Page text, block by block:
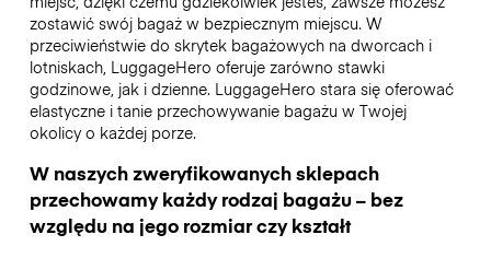
zostawić swój bagaż w bezpiecznym miejscu. W
przeciwieństwie do skrytek bagażowych na dworcach i
lotniskach, LuggageHero oferuje zarówno stawki
godzinowe, jak i dzienne. LuggageHero stara się oferować
elastyczne i tanie przechowywanie bagażu w Twojej
okolicy o każdej porze.
W naszych zweryfikowanych sklepach
przechowamy każdy rodzaj bagażu – bez
względu na jego rozmiar czy kształt